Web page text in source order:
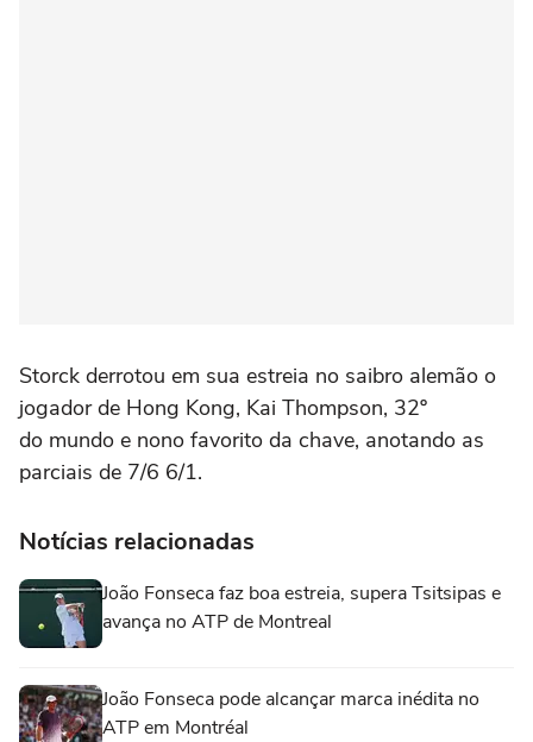
Storck derrotou em sua estreia no saibro alemão o
jogador de Hong Kong, Kai Thompson, 32º
do mundo e nono favorito da chave, anotando as
parciais de 7/6 6/1.
Notícias relacionadas
João Fonseca faz boa estreia, supera Tsitsipas e
avança no ATP de Montreal
João Fonseca pode alcançar marca inédita no
ATP em Montréal